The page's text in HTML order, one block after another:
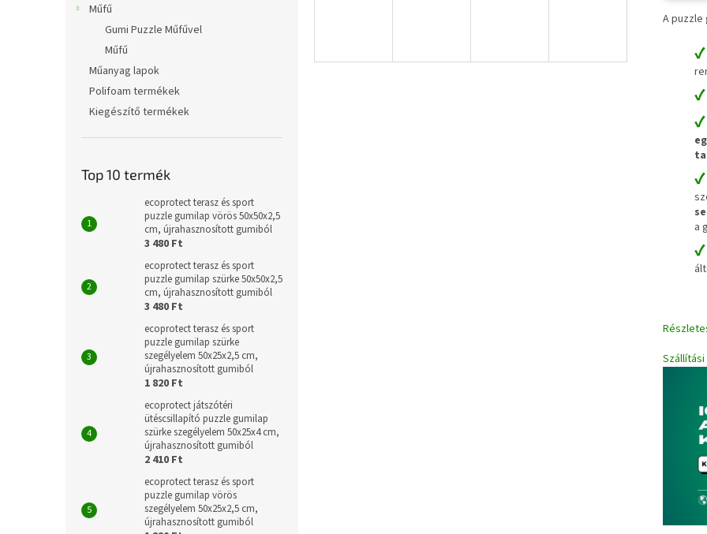
Műfű
Gumi Puzzle Műfűvel
Műfű
Műanyag lapok
Polifoam termékek
Kiegészítő termékek
Top 10 termék
ecoprotect terasz és sport
puzzle gumilap vörös 50x50x2,5
cm, újrahasznosított gumiból
3 480 Ft
ecoprotect terasz és sport
puzzle gumilap szürke 50x50x2,5
cm, újrahasznosított gumiból
3 480 Ft
ecoprotect terasz és sport
puzzle gumilap szürke
szegélyelem 50x25x2,5 cm,
újrahasznosított gumiból
1 820 Ft
ecoprotect játszótéri
ütéscsillapító puzzle gumilap
szürke szegélyelem 50x25x4 cm,
újrahasznosított gumiból
2 410 Ft
ecoprotect terasz és sport
puzzle gumilap vörös
szegélyelem 50x25x2,5 cm,
újrahasznosított gumiból
A puzzle
✔
✔
✔
✔
a
✔